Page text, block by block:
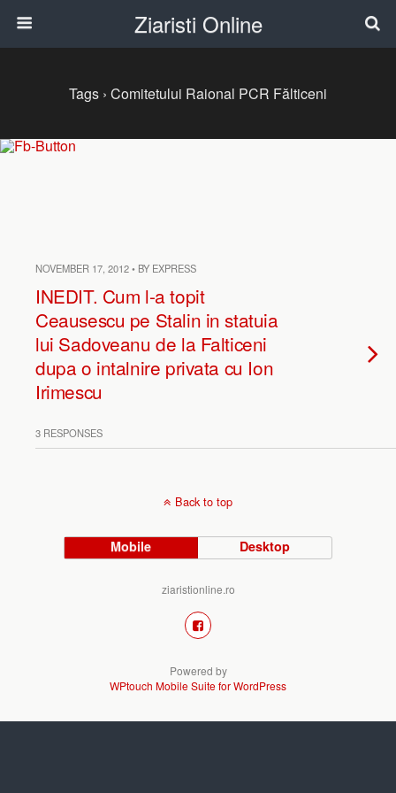
Ziaristi Online
Tags › Comitetului Raional PCR Fălticeni
NOVEMBER 17, 2012 • BY EXPRESS
INEDIT. Cum l-a topit
Ceausescu pe Stalin in statuia
lui Sadoveanu de la Falticeni
dupa o intalnire privata cu Ion
Irimescu
3 RESPONSES
Back to top
Mobile Desktop
ziaristionline.ro
Powered by
WPtouch Mobile Suite for WordPress